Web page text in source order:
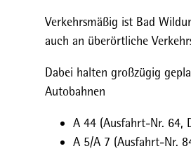
Verkehrsmäßig ist Bad
auch an überörtliche
Dabei halten großzügig
Autobahnen
A 44 (Ausfahrt-Nr. 64,
A 5/A 7 (Ausfahrt-Nr.